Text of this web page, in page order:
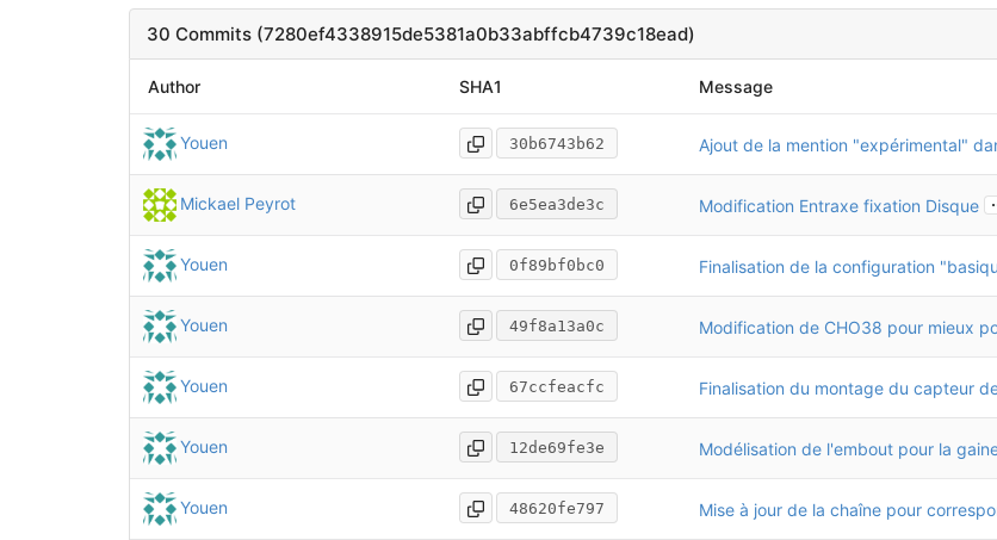
30 Commits (7280ef4338915de5381a0b33abffcb4739c18ead)
Author SHA1 Message
Youen 30b6743b62
Mickael Peyrot 6e5ea3de3c Modification Entraxe fixation Disque
Youen 0f89bf0bc0 Finalisation de la configuration
Youen 49f8a13a0c Modification de CHO38 pour mieux
Youen 67ccfeacfc Finalisation du montage du capteur
Youen 12de69fe3e Modélisation de l'embout pour la
Youen 48620fe797